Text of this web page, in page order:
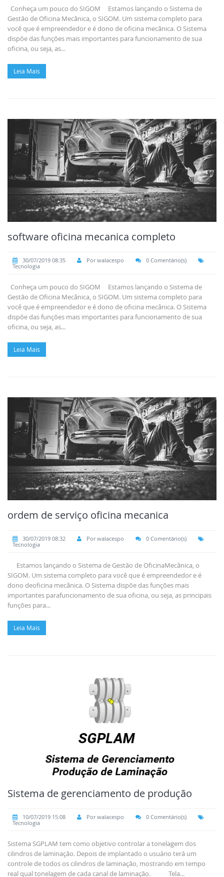
Conheça um pouco do SIGOM Estamos lançando o Sistema de
Gestão de Oficina Mecânica, o SIGOM. Um sistema completo para
você que é empreendedor e é dono de oficina mecânica. O Sistema
dispõe das funções mais importantes para funcionamento de sua
oficina, ou seja, as...
Leia Mais
software oficina mecanica completo
30/07/2019 08:35 Por walacespo
0 Comentário(s)
Tecnologia
Conheça um pouco do SIGOM Estamos lançando o Sistema de
Gestão de Oficina Mecânica, o SIGOM. Um sistema completo para
você que é empreendedor e é dono de oficina mecânica. O Sistema
dispõe das funções mais importantes para funcionamento de sua
oficina, ou seja, as...
Leia Mais
ordem de serviço oficina mecanica
30/07/2019 08:32 Por walacespo
0 Comentário(s)
Tecnologia
Estamos lançando o Sistema de Gestão de OficinaMecânica, o
SIGOM. Um sistema completo para você que é empreendedor e é
dono deoficina mecânica. O Sistema dispõe das funções mais
importantes parafuncionamento de sua oficina, ou seja, as principais
funções para...
Leia Mais
Sistema de gerenciamento de produção
10/07/2019 15:08 Por walacespo
0 Comentário(s)
Tecnologia
Sistema SGPLAM tem como objetivo controlar a tonelagem dos
cilindros de laminação. Depois de implantado o usuário terá um
controle de todos os cilindros de laminação, mostrando em tempo
real qual tonelagem de cada canal de laminação. Tela...